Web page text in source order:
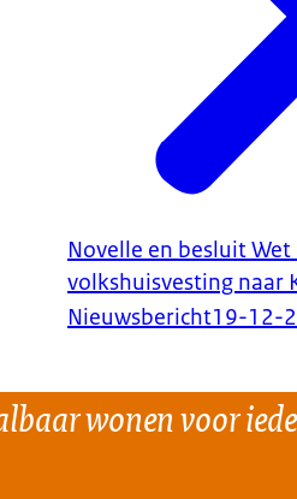
Novelle en besluit Wet
volkshuisvesting naar
Nieuwsbericht19-12-
wonen voor